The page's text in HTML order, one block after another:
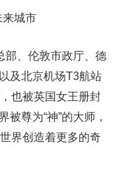
来城市
部、伦敦市政厅、德
及北京机场T3航站
也被英国女王册封
尊为“神”的大师，
界创造着更多的奇